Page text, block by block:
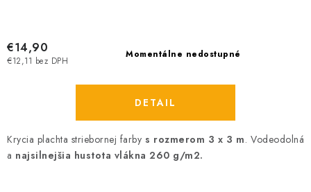
Momentálne nedostupné
€12,11 bez DPH
€14,90
DETAIL
Krycia plachta striebornej farbys rozmerom 3 x 3 m. Vodeodolná
a najsilnejšia hustota vlákna 260 g/m2.